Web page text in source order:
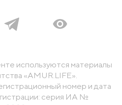
используются материалы
«AMUR.LIFE».
номер и дата
серия ИА №